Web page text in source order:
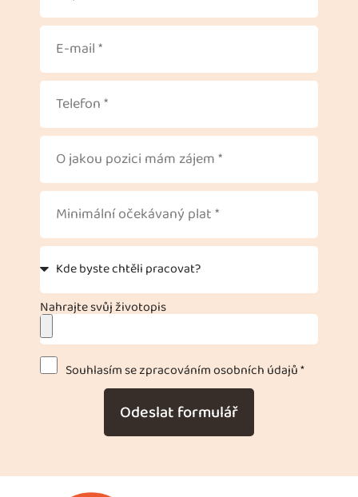
Nahrajte svůj životopis
Souhlasím se zpracováním osobních údajů *
Odeslat formulář